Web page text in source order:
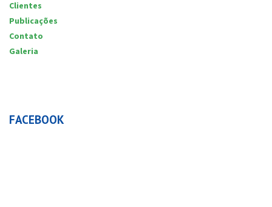
Clientes
Publicações
Contato
Galeria
FACEBOOK